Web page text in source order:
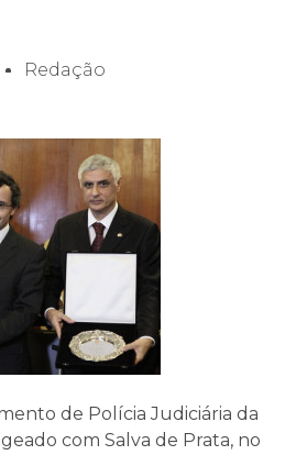
Redação
de Polícia Judiciária da
com Salva de Prata, no